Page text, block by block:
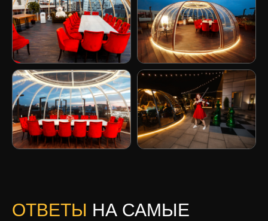
ОТВЕТЫ НА САМЫЕ
Наши адреса:
Режим работы площадок:
Ростов-на-Дону
ул. Социалистическая д 74
ежедневно с 13:00 до 4:00
Бронирование и консультации